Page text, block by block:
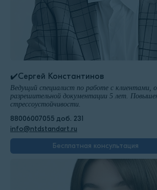
✔️Сергей Константинов
Ведущий специалист по работе с клиентами,
разрешительной документации 5 лет.
стрессоустойчивости.
88006007055 доб. 231
info@ntdstandart.ru
Бесплатная консультация